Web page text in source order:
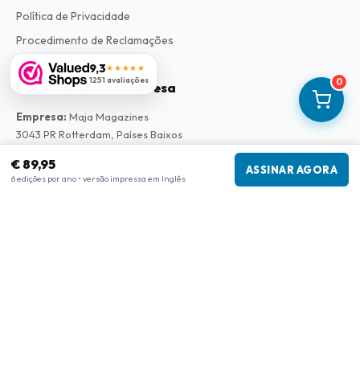
0
€ 89,95
6 edições por ano • versão impressa em Inglês
ASSINAR AGORA
9,3★★★★★
1251 avaliações
Política de Privacidade
Procedimento de Reclamações
Informações da empresa
Empresa: Maja Magazines
3043 PR Rotterdam, Países Baixos
Câmara de Comércio